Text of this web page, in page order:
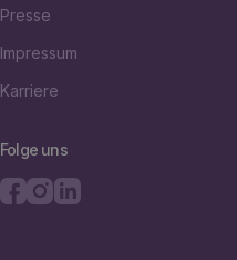
Presse
Impressum
Karriere
Folge uns